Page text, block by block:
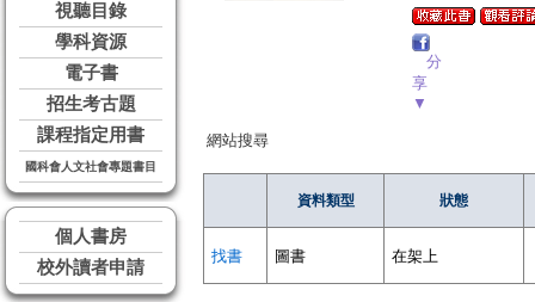
視聽目錄
學科資源
電子書
招生考古題
課程指定用書
國科會人文社會專題書目
個人書房
校外讀者申請
分
享
▼
網站搜尋
資料類型 狀態
找書 圖書 在架上